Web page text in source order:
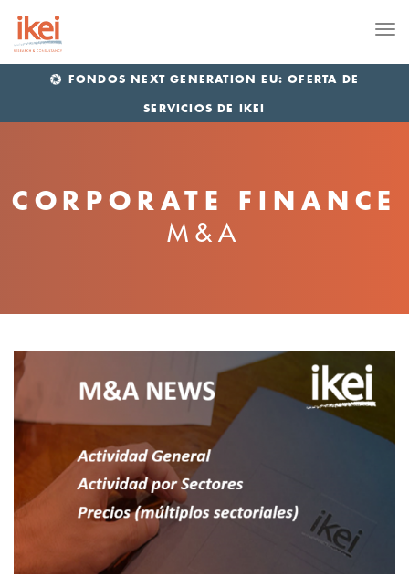
FONDOS NEXT GENERATION EU: OFERTA DE
SERVICIOS DE IKEI
CORPORATE FINANCE
M&A